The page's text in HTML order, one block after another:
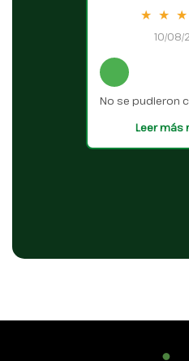
★ ★ ★
10/08/
No se pudieron
Leer más